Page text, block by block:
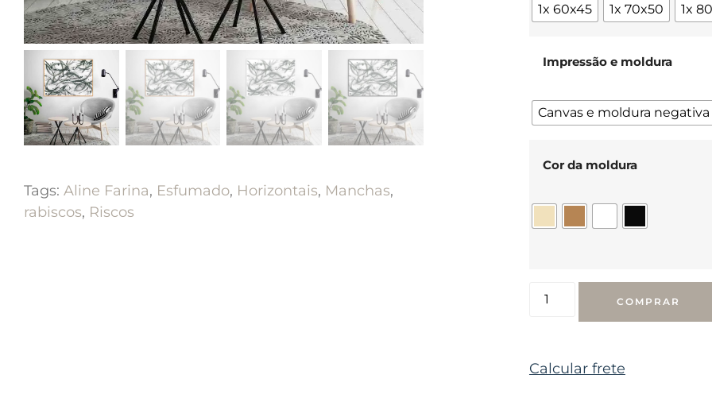
Tags: Aline Farina, Esfumado, Horizontais, Manchas,
rabiscos, Riscos
1x 60x45 1x 70x50 1x
Impressão e moldura
Canvas e moldura negativa
Cor da moldura
COMPRAR
Calcular frete